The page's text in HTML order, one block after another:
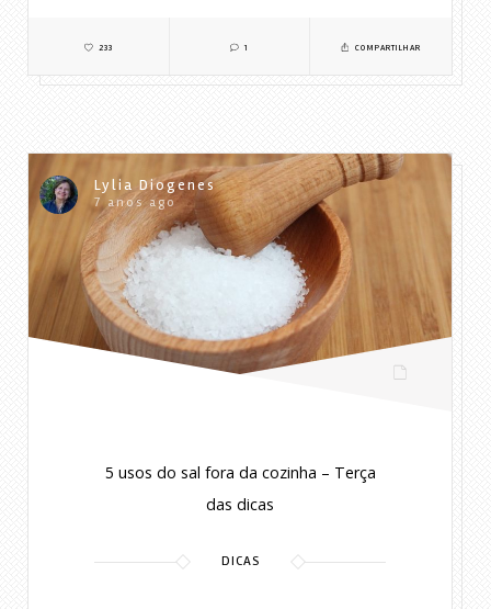
233 1 COMPARTILHAR
Lylia Diogenes
7 anos ago
5 usos do sal fora da cozinha – Terça
das dicas
DICAS